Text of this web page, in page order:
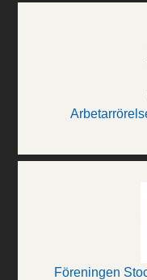
Föreningen